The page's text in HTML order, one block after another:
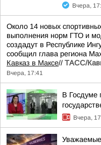
Вчера,
Около 14 новых
выполнения норм ГТО и
создадут в Республике
сообщил глава региона
Кавказ в Максе// ТАСС/
Вчера, 17:41
В Госдуме
Вчера,